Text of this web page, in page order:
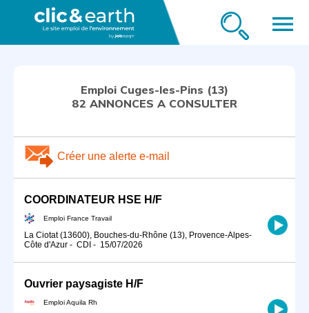
menu
Emploi Cuges-les-Pins (13)
82 ANNONCES A CONSULTER
Créer une alerte e-mail
COORDINATEUR HSE H/F
Emploi France Travail
La Ciotat (13600), Bouches-du-Rhône (13), Provence-Alpes-
Côte d'Azur - CDI - 15/07/2026
Ouvrier paysagiste H/F
Emploi Aquila Rh